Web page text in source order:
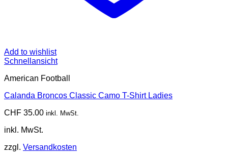
Add to wishlist
Schnellansicht
American Football
Calanda Broncos Classic Camo T-Shirt Ladies
CHF 35.00 inkl. MwSt.
inkl. MwSt.
zzgl. Versandkosten